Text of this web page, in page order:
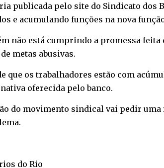
publicada pelo site do Sindicato dos
e acumulando funções na nova
não está cumprindo a promessa
metas abusivas.
que os trabalhadores estão com
oferecida pelo banco.
do movimento sindical vai pedir uma
do Rio